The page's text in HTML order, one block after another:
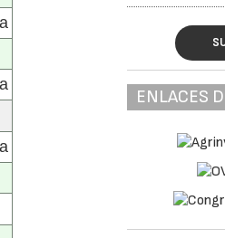
ENLACES